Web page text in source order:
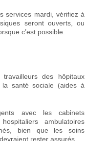
services mardi, vérifiez à
seront ouverts, ou
c’est possible.
des hôpitaux
santé sociale (aides à
avec les cabinets
ambulatoires
bien que les soins
rester assurés.